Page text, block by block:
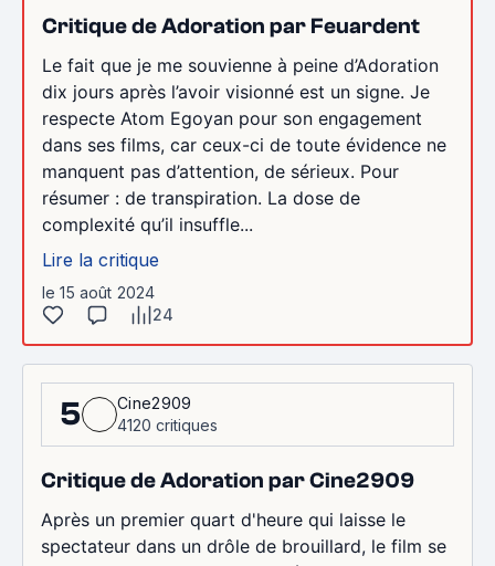
Critique de Adoration par Feuardent
Le fait que je me souvienne à peine d’Adoration
dix jours après l’avoir visionné est un signe. Je
respecte Atom Egoyan pour son engagement
dans ses films, car ceux-ci de toute évidence ne
manquent pas d’attention, de sérieux. Pour
résumer : de transpiration. La dose de
complexité qu’il insuffle...
Lire la critique
le 15 août 2024
24
5
Cine2909
4120 critiques
Critique de Adoration par Cine2909
Après un premier quart d'heure qui laisse le
spectateur dans un drôle de brouillard, le film se